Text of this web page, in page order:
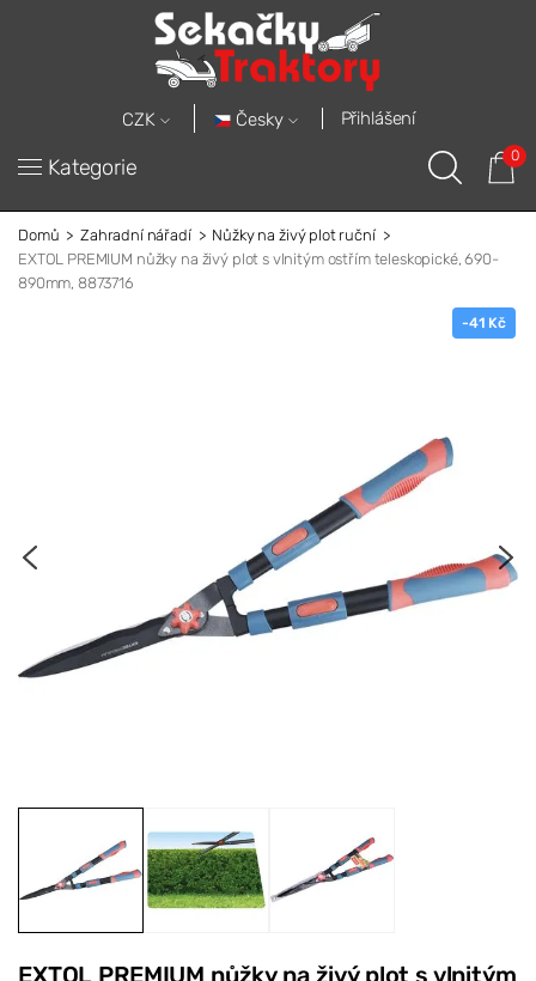
CZK Česky Přihlášení
Kategorie 0
Domů Zahradní nářadí
Nůžky na živý plot ruční
EXTOL PREMIUM nůžky na živý plot s vlnitým ostřím teleskopické, 690-
890mm, 8873716
-41 Kč